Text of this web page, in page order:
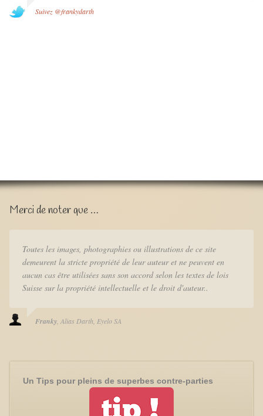
Suivez @frankydarth
Merci de noter que …
Toutes les images, photographies ou illustrations de ce site
demeurent la stricte propriété de leur auteur et ne peuvent en
aucun cas être utilisées sans son accord selon les textes de lois
Suisse sur la propriété intellectuelle et le droit d'auteur..
Franky Alias Darth Eyelo SA
Un Tips pour pleins de superbes contre-parties